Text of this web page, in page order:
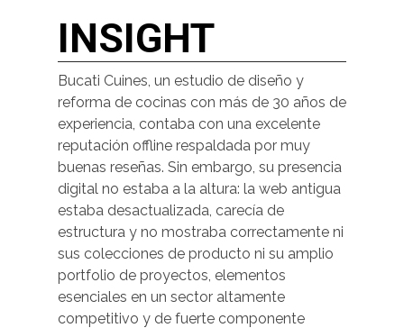
INSIGHT
Bucati Cuines, un estudio de diseño y
reforma de cocinas con más de 30 años de
experiencia, contaba con una excelente
reputación offline respaldada por muy
buenas reseñas. Sin embargo, su presencia
digital no estaba a la altura: la web antigua
estaba desactualizada, carecía de
estructura y no mostraba correctamente ni
sus colecciones de producto ni su amplio
portfolio de proyectos, elementos
esenciales en un sector altamente
competitivo y de fuerte componente